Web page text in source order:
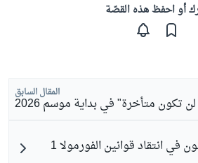
أو احفظ هذه القصّة
المقال السابق
تكون متأخرة" في بداية موسم 2026
رأي: هل السائقون محقون في انتقاد قوانين الفورمولا 1